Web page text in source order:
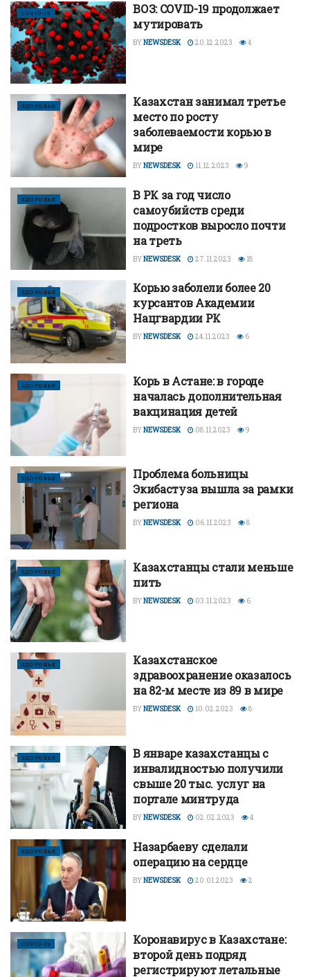
COVID-19
ВОЗ: COVID-19 продолжает
мутировать
BYNEWSDESK 20.12.2023 4
ЗДОРОВЬЕ
Казахстан занимал третье
место по росту
заболеваемости корью в
мире
BYNEWSDESK 11.12.2023 9
ЗДОРОВЬЕ
В РК за год число
самоубийств среди
подростков выросло почти
на треть
BYNEWSDESK 27.11.2023 18
ЗДОРОВЬЕ
Корью заболели более 20
курсантов Академии
Нацгвардии РК
BYNEWSDESK 24.11.2023 6
ЗДОРОВЬЕ
Корь в Астане: в городе
началась дополнительная
вакцинация детей
BYNEWSDESK 08.11.2023 9
ЗДОРОВЬЕ
Проблема больницы
Экибастуза вышла за рамки
региона
BYNEWSDESK 06.11.2023 8
ЗДОРОВЬЕ
Казахстанцы стали меньше
пить
BYNEWSDESK 03.11.2023 6
ЗДОРОВЬЕ
Казахстанское
здравоохранение оказалось
на 82-м месте из 89 в мире
BYNEWSDESK 10.02.2023 8
ЗДОРОВЬЕ
В январе казахстанцы с
инвалидностью получили
свыше 20 тыс. услуг на
портале минтруда
BYNEWSDESK 02.02.2023 4
ЗДОРОВЬЕ
Назарбаеву сделали
операцию на сердце
BYNEWSDESK 20.01.2023 2
COVID-19
Коронавирус в Казахстане:
второй день подряд
регистрируют летальные